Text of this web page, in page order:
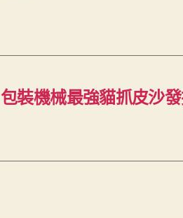
包裝機械最強貓抓皮沙